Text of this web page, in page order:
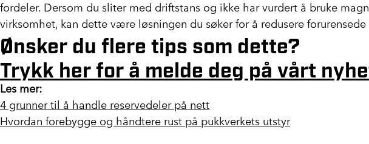
fordeler. Dersom du sliter med driftstans og ikke har vurdert å bruke
virksomhet, kan dette være løsningen du søker for å redusere forurensede
Ønsker du flere tips som dette?
Trykk her for å melde deg på vårt
Les mer:
4 grunner til å handle reservedeler på nett
Hvordan forebygge og håndtere rust på pukkverkets utstyr